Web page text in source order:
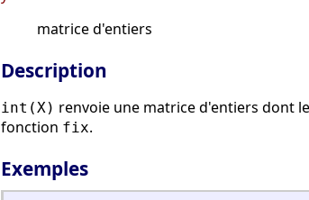
matrice d'entiers
Description
int(X) renvoie une matrice d'entiers dont
fonction fix.
Exemples